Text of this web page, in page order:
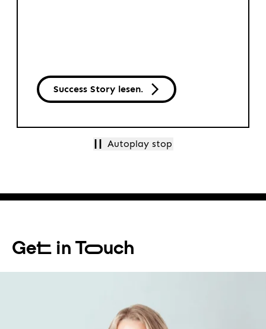
Success Story lesen.
Autoplay stop
Get in Touch